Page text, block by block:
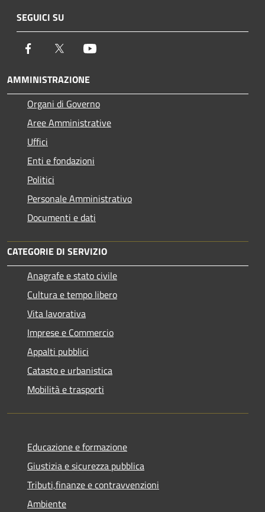
SEGUICI SU
Facebook Twitter
AMMINISTRAZIONE
Organi di Governo
Aree Amministrative
Uffici
Enti e fondazioni
Politici
Personale Amministrativo
Documenti e dati
CATEGORIE DI SERVIZIO
Anagrafe e stato civile
Cultura e tempo libero
Vita lavorativa
Imprese e Commercio
Appalti pubblici
Catasto e urbanistica
Mobilità e trasporti
Educazione e formazione
Giustizia e sicurezza pubblica
Tributi,finanze e contravvenzioni
Ambiente